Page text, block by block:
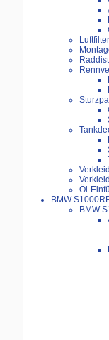
Öl-
BMW
BMW